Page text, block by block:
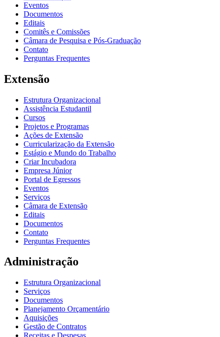
Eventos
Documentos
Editais
Comitês e Comissões
Câmara de Pesquisa e Pós-Graduação
Contato
Perguntas Frequentes
Extensão
Estrutura Organizacional
Assistência Estudantil
Cursos
Projetos e Programas
Ações de Extensão
Curricularização da Extensão
Estágio e Mundo do Trabalho
Criar Incubadora
Empresa Júnior
Portal de Egressos
Eventos
Serviços
Câmara de Extensão
Editais
Documentos
Contato
Perguntas Frequentes
Administração
Estrutura Organizacional
Serviços
Documentos
Planejamento Orçamentário
Aquisições
Gestão de Contratos